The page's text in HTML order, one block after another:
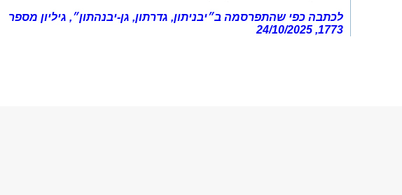
לכתבה כפי שהתפרסמה ב״יבניתון, גדרתון, גן-יבנהתון״, גיליון מספר
1773, 24/10/2025